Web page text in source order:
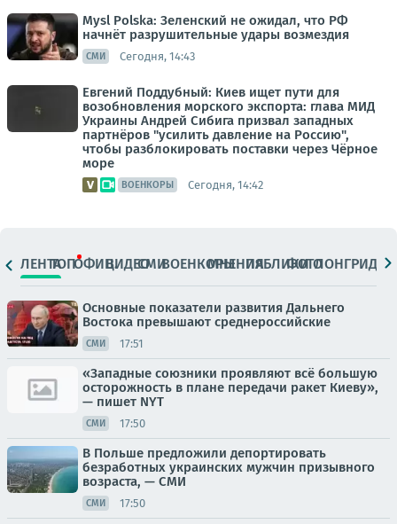
Mysl Polska: Зеленский не ожидал, что РФ
начнёт разрушительные удары возмездия
СМИ Сегодня, 14:43
Евгений Поддубный: Киев ищет пути для
возобновления морского экспорта: глава МИД
Украины Андрей Сибига призвал западных
партнёров "усилить давление на Россию",
чтобы разблокировать поставки через Чёрное
море
ВОЕНКОРЫ Сегодня, 14:42
ЛЕНТАТОПОФИЦ.ВИДЕОСМИВОЕНКОРЫМНЕНИЯПАБЛИКИ
ФОТОЛОНГРИДЫ
Основные показатели развития Дальнего
Востока превышают среднероссийские
СМИ 17:51
«Западные союзники проявляют всё большую
осторожность в плане передачи ракет Киеву»,
— пишет NYT
СМИ 17:50
В Польше предложили депортировать
безработных украинских мужчин призывного
возраста, — СМИ
СМИ 17:50